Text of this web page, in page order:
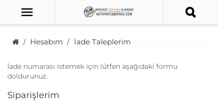
Hesabım İade Taleplerim
İade numarası istemek için lütfen aşağıdaki formu
doldurunuz.
Siparişlerim